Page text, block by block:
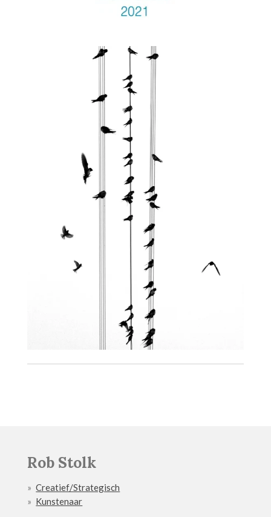
Rob Stolk
Creatief/Strategisch
Kunstenaar